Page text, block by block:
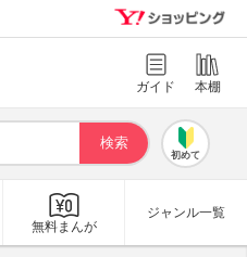
ガイド 本棚
初めて
無料まんが
ジャンル一覧